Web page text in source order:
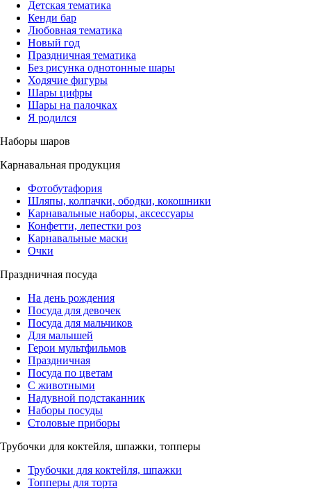
Детская тематика
Кенди бар
Любовная тематика
Новый год
Праздничная тематика
Без рисунка однотонные шары
Ходячие фигуры
Шары цифры
Шары на палочках
Я родился
Наборы шаров
Карнавальная продукция
Фотобутафория
Шляпы, колпачки, ободки, кокошники
Карнавальные наборы, аксессуары
Конфетти, лепестки роз
Карнавальные маски
Очки
Праздничная посуда
На день рождения
Посуда для девочек
Посуда для мальчиков
Для малышей
Герои мультфильмов
Праздничная
Посуда по цветам
С животными
Надувной подстаканник
Наборы посуды
Столовые приборы
Трубочки для коктейля, шпажки, топперы
Трубочки для коктейля, шпажки
Топперы для торта